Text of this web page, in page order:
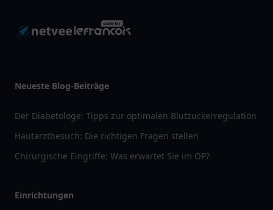
Neueste Blog-Beiträge
Der Diabetologe: Tipps zur optimalen Blutzuckerregulation
Hautarztbesuch: Die richtigen Fragen stellen
Chirurgische Eingriffe: Was erwartet Sie im OP?
Einrichtungen